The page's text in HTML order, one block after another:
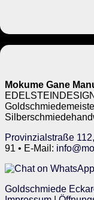
Mokume Gane
Provinzialstraße
91 • E-Mail:
Goldschmiede